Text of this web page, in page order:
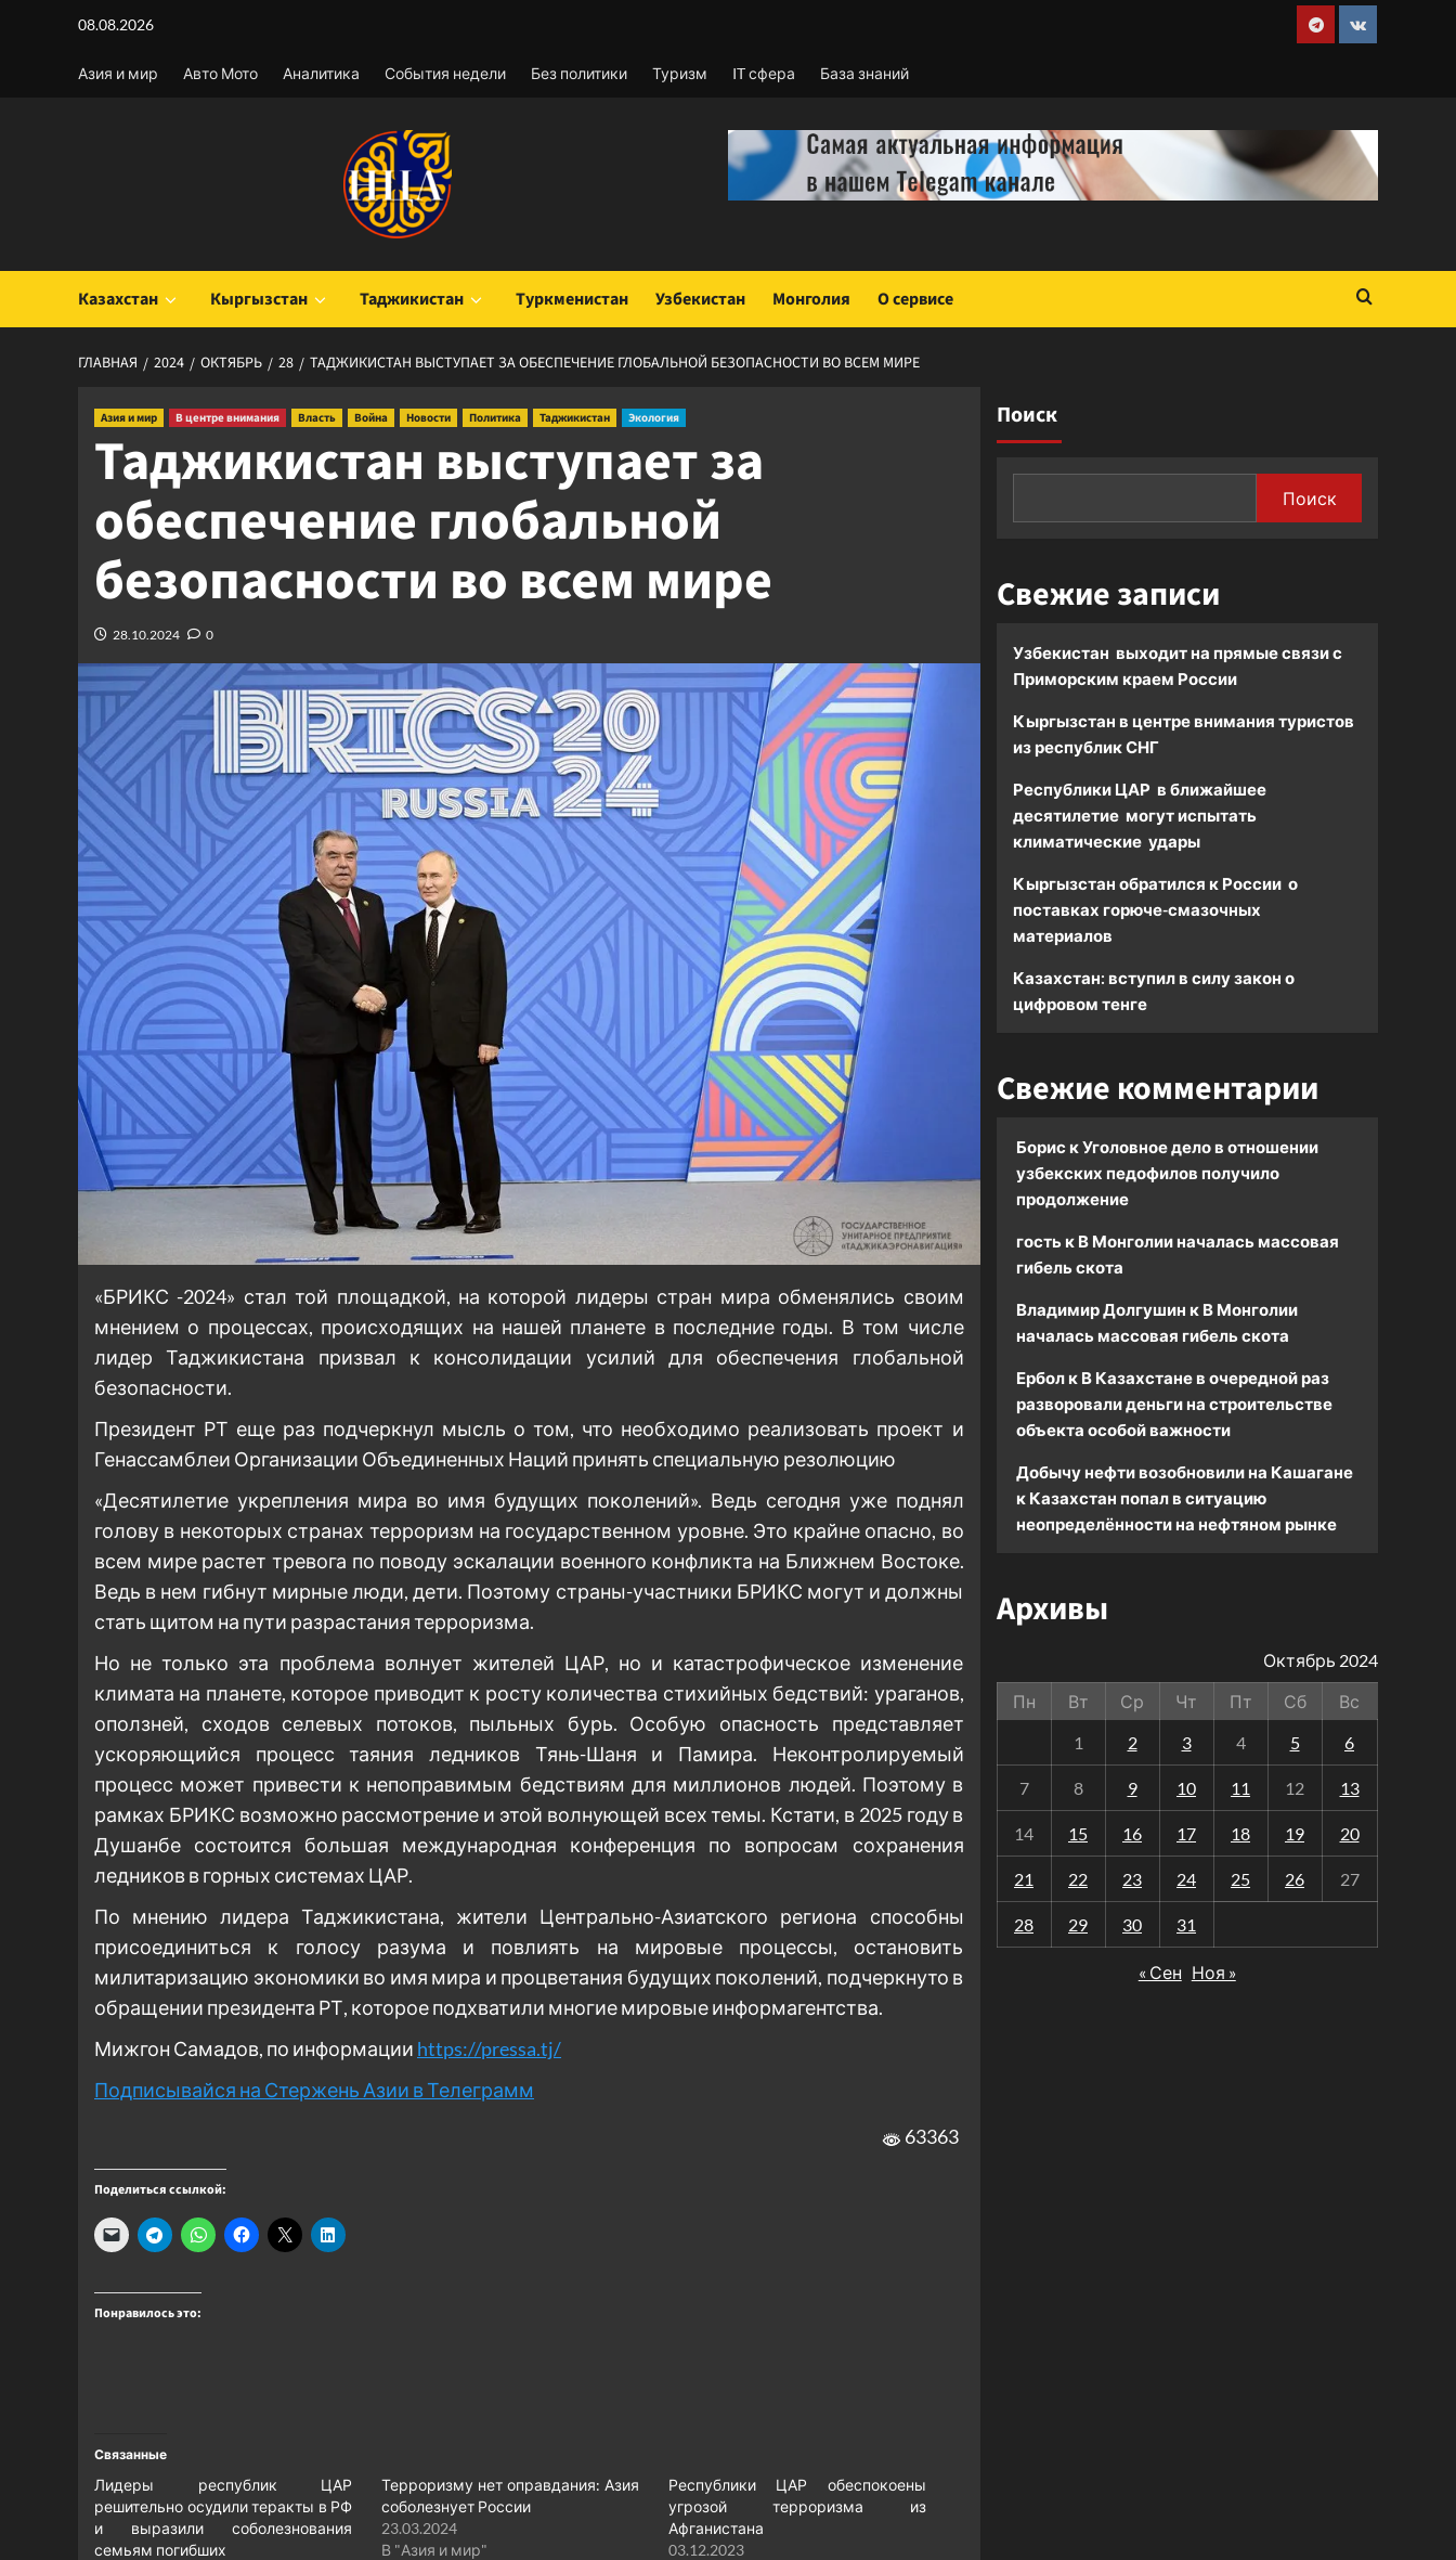
содержимому
08.08.2026
Азия и мир Авто Мото Аналитика События недели Без политики Туризм IT сфера База знаний
Telegram
VK
Казахстан Кыргызстан Таджикистан Туркменистан Узбекистан Монголия О сервисе
ГЛАВНАЯ 2024 ОКТЯБРЬ 28 ТАДЖИКИСТАН ВЫСТУПАЕТ ЗА ОБЕСПЕЧЕНИЕ ГЛОБАЛЬНОЙ БЕЗОПАСНОСТИ ВО ВСЕМ МИРЕ
Азия и мир В центре внимания Власть Война Новости Политика Таджикистан Экология
Таджикистан выступает за
обеспечение глобальной
безопасности во всем мире
28.10.2024 0
«БРИКС -2024» стал той площадкой, на которой лидеры стран мира обменялись своим
мнением о процессах, происходящих на нашей планете в последние годы. В том числе
лидер Таджикистана призвал к консолидации усилий для обеспечения глобальной
безопасности.
Президент РТ еще раз подчеркнул мысль о том, что необходимо реализовать проект и
Генассамблеи Организации Объединенных Наций принять специальную резолюцию
«Десятилетие укрепления мира во имя будущих поколений». Ведь сегодня уже поднял
голову в некоторых странах терроризм на государственном уровне. Это крайне опасно, во
всем мире растет тревога по поводу эскалации военного конфликта на Ближнем Востоке.
Ведь в нем гибнут мирные люди, дети. Поэтому страны-участники БРИКС могут и должны
стать щитом на пути разрастания терроризма.
Но не только эта проблема волнует жителей ЦАР, но и катастрофическое изменение
климата на планете, которое приводит к росту количества стихийных бедствий: ураганов,
оползней, сходов селевых потоков, пыльных бурь. Особую опасность представляет
ускоряющийся процесс таяния ледников Тянь-Шаня и Памира. Неконтролируемый
процесс может привести к непоправимым бедствиям для миллионов людей. Поэтому в
рамках БРИКС возможно рассмотрение и этой волнующей всех темы. Кстати, в 2025 году в
Душанбе состоится большая международная конференция по вопросам сохранения
ледников в горных системах ЦАР.
По мнению лидера Таджикистана, жители Центрально-Азиатского региона способны
присоединиться к голосу разума и повлиять на мировые процессы, остановить
милитаризацию экономики во имя мира и процветания будущих поколений, подчеркнуто в
обращении президента РТ, которое подхватили многие мировые информагентства.
Мижгон Самадов, по информации https://pressa.tj/
Подписывайся на Стержень Азии в Телеграмм
63363
Поделиться ссылкой:
Понравилось это:
Связанные
Лидеры республик ЦАР
решительно осудили теракты в РФ
и выразили соболезнования
семьям погибших
Терроризму нет оправдания: Азия
соболезнует России
23.03.2024
В "Азия и мир"
Республики ЦАР обеспокоены
угрозой терроризма из
Афганистана
03.12.2023
Поиск
Поиск
Свежие записи
Узбекистан выходит на прямые связи с
Приморским краем России
Кыргызстан в центре внимания туристов
из республик СНГ
Республики ЦАР в ближайшее
десятилетие могут испытать
климатические удары
Кыргызстан обратился к России о
поставках горюче-смазочных
материалов
Казахстан: вступил в силу закон о
цифровом тенге
Свежие комментарии
БорискУголовное дело в отношении
узбекских педофилов получило
продолжение
гостьк В Монголии началась массовая
гибель скота
Владимир Долгушин к В Монголии
началась массовая гибель скота
Ерболк В Казахстане в очередной раз
разворовали деньги на строительстве
объекта особой важности
Добычу нефти возобновили на Кашагане
к Казахстан попал в ситуацию
неопределённости на нефтяном рынке
Архивы
Октябрь 2024
Пн
Вт Ср Чт Пт Сб
Вс
1
2 3 4 5 6
7 8 9 10 11 12 13
14 15 16 17 18 19 20
21 22 23 24 25 26 27
28 29 30 31
« Сен Ноя »